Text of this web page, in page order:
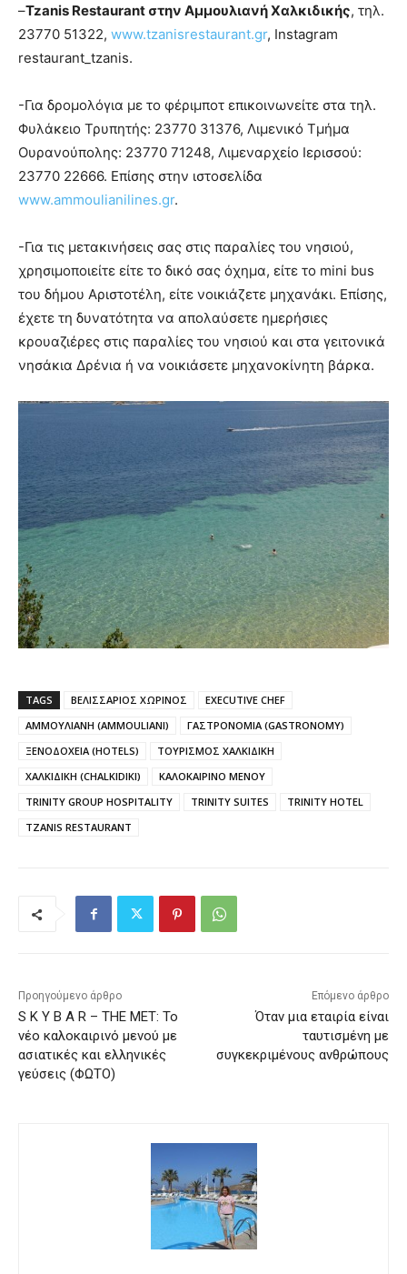
–Tzanis Restaurant στην Αμμουλιανή Χαλκιδικής, τηλ.
23770 51322, www.tzanisrestaurant.gr, Instagram
restaurant_tzanis.
-Για δρομολόγια με το φέριμποτ επικοινωνείτε στα τηλ.
Φυλάκειο Τρυπητής: 23770 31376, Λιμενικό Τμήμα
Ουρανούπολης: 23770 71248, Λιμεναρχείο Ιερισσού:
23770 22666. Επίσης στην ιστοσελίδα
www.ammoulianilines.gr.
-Για τις μετακινήσεις σας στις παραλίες του νησιού,
χρησιμοποιείτε είτε το δικό σας όχημα, είτε το mini bus
του δήμου Αριστοτέλη, είτε νοικιάζετε μηχανάκι. Επίσης,
έχετε τη δυνατότητα να απολαύσετε ημερήσιες
κρουαζιέρες στις παραλίες του νησιού και στα γειτονικά
νησάκια Δρένια ή να νοικιάσετε μηχανοκίνητη βάρκα.
TAGS ΒΕΛΙΣΣΑΡΙΟΣ ΧΩΡΙΝΟΣ
EXECUTIVE CHEF
ΑΜΜΟΥΛΙΑΝΗ (AMMOULIANI)
ΓΑΣΤΡΟΝΟΜΙΑ (GASTRONOMY)
ΞΕΝΟΔΟΧΕΙΑ (HOTELS)
ΤΟΥΡΙΣΜΟΣ ΧΑΛΚΙΔΙΚΗ
ΧΑΛΚΙΔΙΚΗ (CHALKIDIKI)
ΚΑΛΟΚΑΙΡΙΝΟ ΜΕΝΟΥ
TRINITY GROUP HOSPITALITY
TRINITY SUITES
TRINITY HOTEL
TZANIS RESTAURANT
Προηγούμενο άρθρο
S K Y B A R – ΤΗΕ ΜΕΤ: Το
νέο καλοκαιρινό μενού με
ασιατικές και ελληνικές
γεύσεις (ΦΩΤΟ)
Επόμενο άρθρο
Όταν μια εταιρία είναι
ταυτισμένη με
συγκεκριμένους ανθρώπους